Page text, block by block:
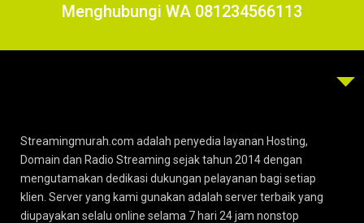
Menghubungi WA 081234566113
Streamingmurah.com adalah penyedia layanan Hosting,
Domain dan Radio Streaming sejak tahun 2014 dengan
mengutamakan dedikasi dukungan pelayanan bagi setiap
klien. Server yang kami gunakan adalah server terbaik yang
diupayakan selalu online selama 7 hari 24 jam nonstop